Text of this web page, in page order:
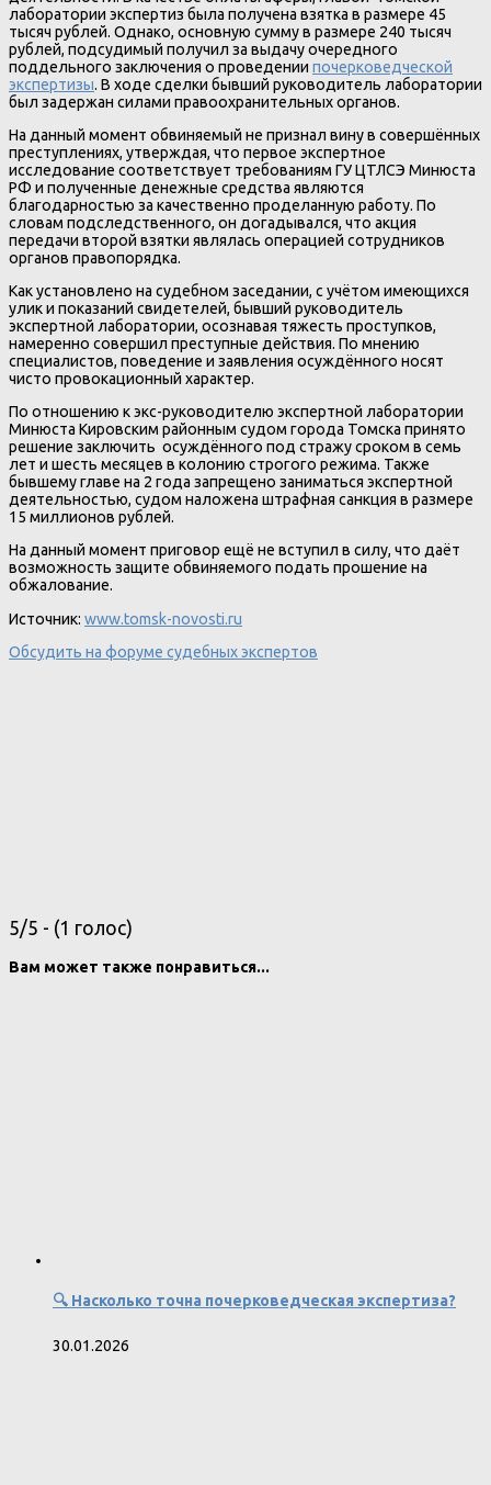
лаборатории экспертиз была получена взятка в размере 45
тысяч рублей. Однако, основную сумму в размере 240 тысяч
рублей, подсудимый получил за выдачу очередного
поддельного заключения о проведении почерковедческой
экспертизы. В ходе сделки бывший руководитель лаборатории
был задержан силами правоохранительных органов.
На данный момент обвиняемый не признал вину в совершённых
преступлениях, утверждая, что первое экспертное
исследование соответствует требованиям ГУ ЦТЛСЭ Минюста
РФ и полученные денежные средства являются
благодарностью за качественно проделанную работу. По
словам подследственного, он догадывался, что акция
передачи второй взятки являлась операцией сотрудников
органов правопорядка.
Как установлено на судебном заседании, с учётом имеющихся
улик и показаний свидетелей, бывший руководитель
экспертной лаборатории, осознавая тяжесть проступков,
намеренно совершил преступные действия. По мнению
специалистов, поведение и заявления осуждённого носят
чисто провокационный характер.
По отношению к экс-руководителю экспертной лаборатории
Минюста Кировским районным судом города Томска принято
решение заключить осуждённого под стражу сроком в семь
лет и шесть месяцев в колонию строгого режима. Также
бывшему главе на 2 года запрещено заниматься экспертной
деятельностью, судом наложена штрафная санкция в размере
15 миллионов рублей.
На данный момент приговор ещё не вступил в силу, что даёт
возможность защите обвиняемого подать прошение на
обжалование.
Источник: www.tomsk-novosti.ru
Обсудить на форуме судебных экспертов
5/5 - (1 голос)
Вам может также понравиться...
🔍 Насколько точна почерковедческая экспертиза?
30.01.2026